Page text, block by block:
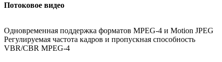
Потоковое видео
Одновременная поддержка форматов MPEG-4 и Motion JPEG
Регулируемая частота кадров и пропускная способность
VBR/CBR MPEG-4